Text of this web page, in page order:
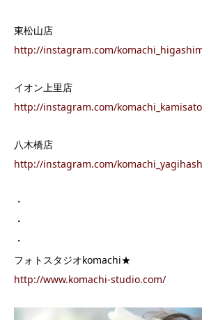
東松山店
http://instagram.com/
イオン上里店
http://instagram.com/komachi_kamisato
八木橋店
http://instagram.com/
・
・
・
フォトスタジオkomachi★
http://www.komachi-studio.com/